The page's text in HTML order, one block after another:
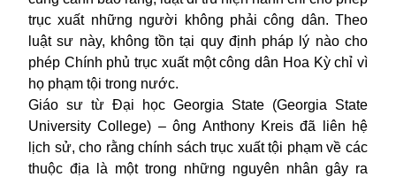
trục xuất những người không phải công dân. Theo
luật sư này, không tồn tại quy định pháp lý nào cho
phép Chính phủ trục xuất một công dân Hoa Kỳ chỉ vì
họ phạm tội trong nước.
Giáo sư từ Đại học Georgia State (Georgia State
University College) – ông Anthony Kreis đã liên hệ
lịch sử, cho rằng chính sách trục xuất tội phạm về các
thuộc địa là một trong những nguyên nhân gây ra